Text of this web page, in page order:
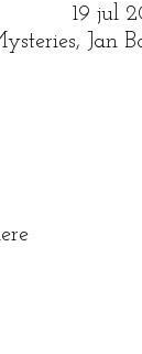
19 jul
Jan